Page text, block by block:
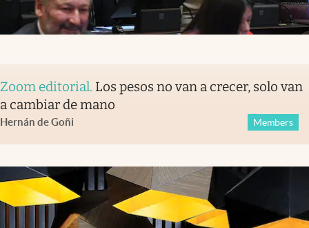
Zoom editorial. Los pesos no van a crecer, solo van
a cambiar de mano
Hernán de Goñi Members